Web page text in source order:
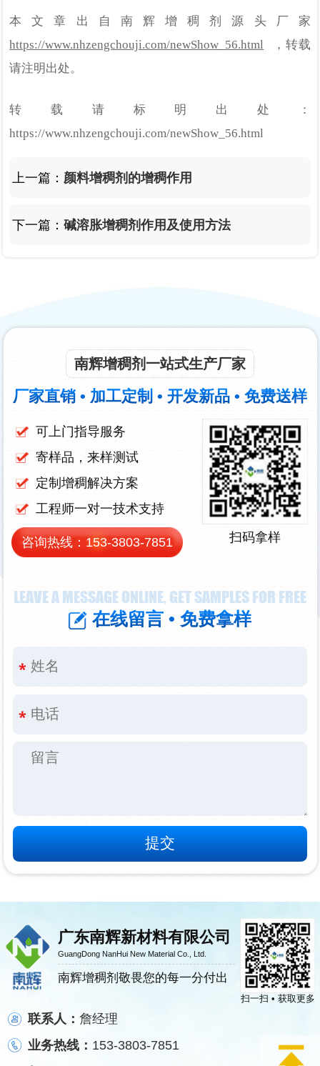
本文章出自南辉增稠剂源头厂家
https://www.nhzengchouji.com/newShow_56.html
，转载
请注明出处。
转载请标明出处：
https://www.nhzengchouji.com/newShow_56.html
上一篇：颜料增稠剂的增稠作用
下一篇：碱溶胀增稠剂作用及使用方法
LEAVE A MESSAGE ONLINE, GET SAMPLES FOR FREE
在线留言 • 免费拿样
南辉增稠剂一站式生产厂家
厂家直销 • 加工定制 • 开发新品 • 免费送样
可上门指导服务
寄样品，来样测试
定制增稠解决方案
工程师一对一技术支持
咨询热线： 153-3803-7851 扫码拿样
广东南辉新材料有限公司
GuangDong NanHui New Material Co., Ltd.
南辉增稠剂敬畏您的每一分付出
扫一扫 • 获取更多
联系人：詹经理
业务热线： 153-3803-7851